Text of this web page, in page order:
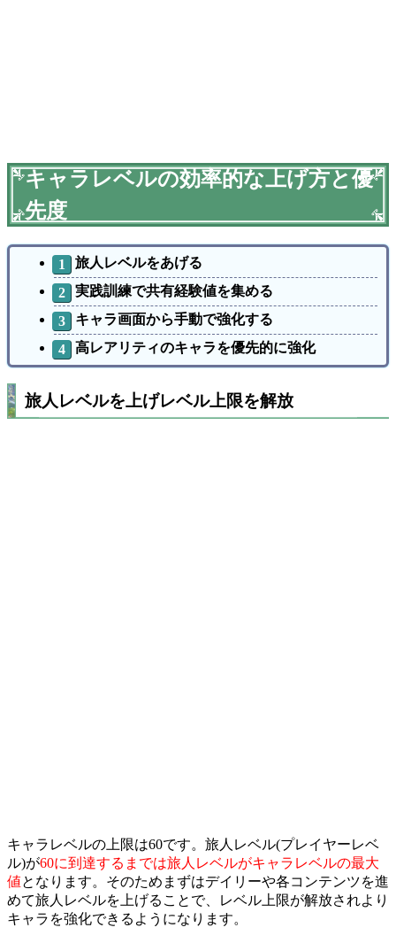
キャラレベルの効率的な上げ方と優
先度
旅人レベルをあげる
実践訓練で共有経験値を集める
キャラ画面から手動で強化する
高レアリティのキャラを優先的に強化
旅人レベルを上げレベル上限を解放
キャラレベルの上限は60です。 旅人レベル(プレイヤーレベ
ル)が60に到達するまでは旅人レベルがキャラレベルの最大
値となります。そのためまずはデイリーや各コンテンツを進
めて旅人レベルを上げることで、レベル上限が解放されより
キャラを強化できるようになります。